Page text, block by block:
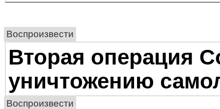
Воспроизвести
Вторая операция
уничтожению
Воспроизвести